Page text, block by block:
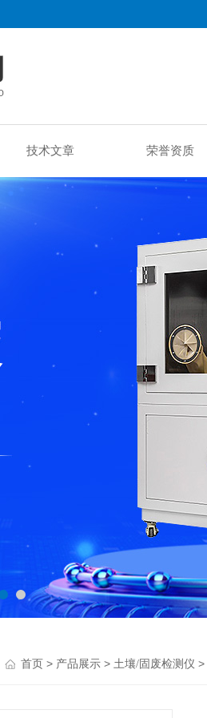
技术文章 荣誉资质
首页 > 产品展示 > 土壤/固废检测仪 >